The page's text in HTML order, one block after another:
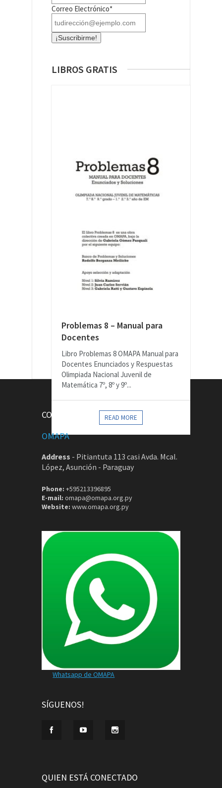
Correo Electrónico*
LIBROS GRATIS
Problemas 8 – Manual para
Docentes
Libro Problemas 8 OMAPA Manual para
Docentes Enunciados y Respuestas
Olimpiada Nacional Juvenil de
Matemática 7º, 8º y 9º...
READ MORE
CONTACTOS
OMAPA
Address - Pitiantuta 113 casi Avda. Mcal.
López, Asunción - Paraguay
Phone: +595213396895
E-mail: omapa@omapa.org.py
Website: www.omapa.org.py
Whatsapp de OMAPA
SÍGUENOS!
QUIEN ESTÁ CONECTADO